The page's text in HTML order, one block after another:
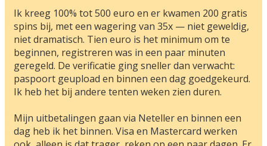
Ik kreeg 100% tot 500 euro en er kwamen 200 gratis
spins bij, met een wagering van 35x — niet geweldig,
niet dramatisch. Tien euro is het minimum om te
beginnen, registreren was in een paar minuten
geregeld. De verificatie ging sneller dan verwacht:
paspoort geupload en binnen een dag goedgekeurd.
Ik heb het bij andere tenten weken zien duren.
Mijn uitbetalingen gaan via Neteller en binnen een
dag heb ik het binnen. Visa en Mastercard werken